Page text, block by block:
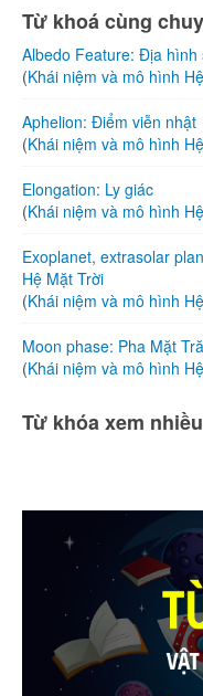
Từ khoá cùng
Albedo Feature: Địa hình
(Khái niệm và mô hình
Aphelion: Điểm viễn nhật
(Khái niệm và mô hình
Elongation: Ly giác
(Khái niệm và mô hình
Exoplanet, extrasolar
Hệ Mặt Trời
(Khái niệm và mô hình
Moon phase: Pha Mặt
(Khái niệm và mô hình
Từ khóa xem nhiều